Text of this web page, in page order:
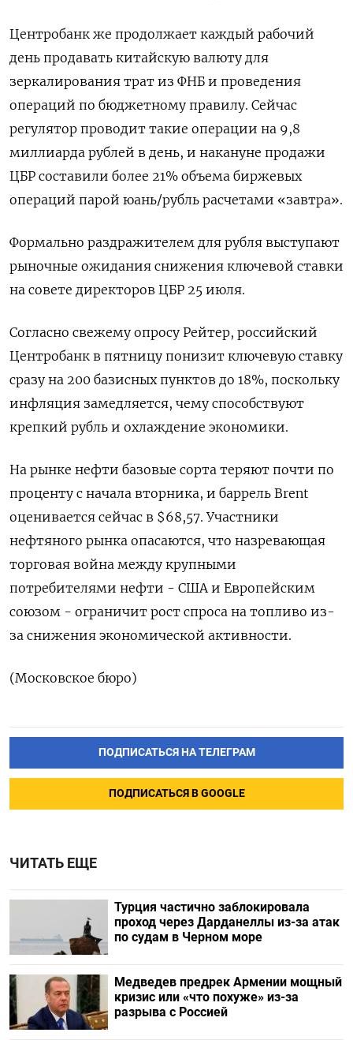
Центробанк же продолжает каждый рабочий
день продавать китайскую валюту для
зеркалирования трат из ФНБ и проведения
операций по бюджетному правилу. Сейчас
регулятор проводит такие операции на 9,8
миллиарда рублей в день, и накануне продажи
ЦБР составили более 21% объема биржевых
операций парой юань/рубль расчетами «завтра».
Формально раздражителем для рубля выступают
рыночные ожидания снижения ключевой ставки
на совете директоров ЦБР 25 июля.
Согласно свежему опросу Рейтер, российский
Центробанк в пятницу понизит ключевую ставку
сразу на 200 базисных пунктов до 18%, поскольку
инфляция замедляется, чему способствуют
крепкий рубль и охлаждение экономики.
На рынке нефти базовые сорта теряют почти по
проценту с начала вторника, и баррель Brent
оценивается сейчас в $68,57. Участники
нефтяного рынка опасаются, что назревающая
торговая война между крупными
потребителями нефти - США и Европейским
союзом - ограничит рост спроса на топливо из-
за снижения экономической активности.
(Московское бюро)
ПОДПИСАТЬСЯ НА ТЕЛЕГРАМ
ПОДПИСАТЬСЯ В GOOGLE
ЧИТАТЬ ЕЩЕ
Турция частично заблокировала
проход через Дарданеллы из-за атак
по судам в Черном море
Медведев предрек Армении мощный
кризис или «что похуже» из-за
разрыва с Россией